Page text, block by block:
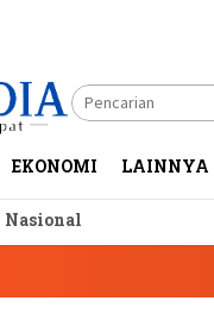
EKONOMI LAINNYA